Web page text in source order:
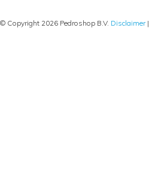
© Copyright 2026 Pedroshop B.V. Disclaimer|